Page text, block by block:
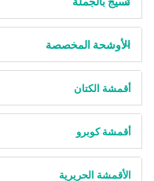
الأوشحة المخصصة
أقمشة الكتان
أقمشة كوبرو
الأقمشة الحريرية